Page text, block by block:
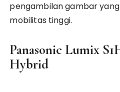
pengambilan gambar
mobilitas tinggi.
Panasonic Lumix
Hybrid